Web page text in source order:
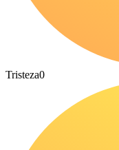
Tristeza0